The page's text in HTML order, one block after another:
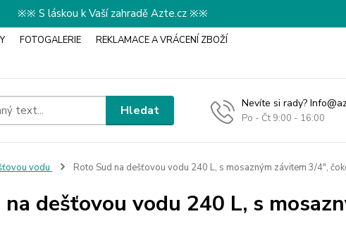
※※ S láskou k Vaší zahradě Azte.cz ※※
FOTOGALERIE
REKLAMACE A VRÁCENÍ ZBOŽÍ
Hledat Nevíte si rady?
Po - Čt 9:00 - 16:00
vodu Roto Sud na dešťovou vodu 240 L, s mosazným závitem 3/4",
dešťovou vodu 240 L, s